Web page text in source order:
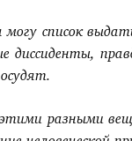
могу список
диссиденты,
разными